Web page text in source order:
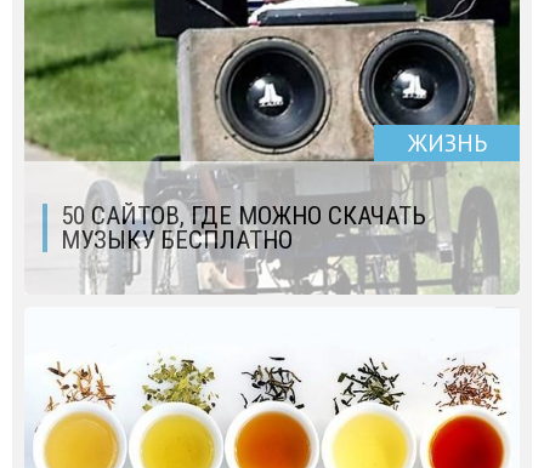
ЖИЗНЬ
50 САЙТОВ, ГДЕ МОЖНО СКАЧАТЬ
МУЗЫКУ БЕСПЛАТНО